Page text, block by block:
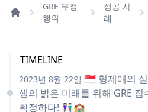
GRE 부정
행위
성공 사
례
TIMELINE
2023년 8월 22일 🇸🇬 형제애의
생의 밝은 미래를 위해 GRE
확정하다! 👫🏻🏫